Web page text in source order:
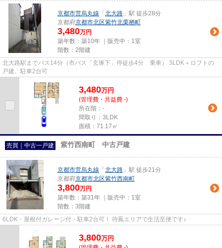
京都市営烏丸線 「 北大路 」駅 徒歩28分
京都府京都市北区紫竹北栗栖町
3,480万円
築年数：築10年 ｜販売中： 1室
階数：2階建
北大路駅までバス14分（市バス「玄琢下」停徒歩4分 乗車） 3LDK＋ロフトの
戸建、駐車2台可
3,480万円
(管理費・共益費 -)
所在階：-
間取り：3LDK
面積：71.17㎡
売買｜中古一戸建 紫竹西南町 中古戸建
京都市営烏丸線 「 北大路 」駅 徒歩21分
京都府京都市北区紫竹西南町
3,800万円
築年数：築31年 ｜販売中： 1室
階数：3階建
6LDK・屋根付ガレージ付・駐車2台可！ 待鳳エリアで生活至便です♪
3,800万円